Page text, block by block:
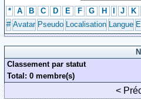
* A B C D E F G H J
K
# Avatar Pseudo Localisation Langue
Classement par statut
Total: 0 membre(s)
<